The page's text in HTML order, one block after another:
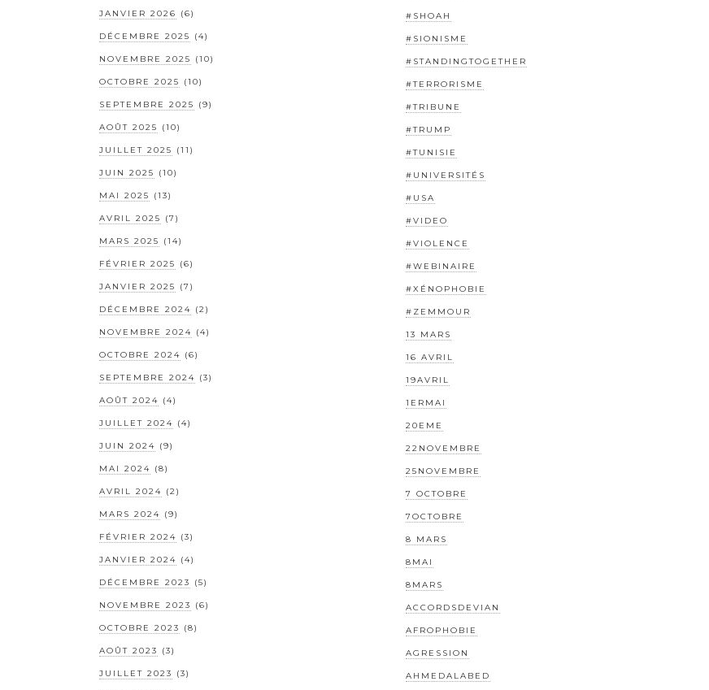
JANVIER 2026 (6)
DÉCEMBRE 2025 (4)
NOVEMBRE 2025 (10)
OCTOBRE 2025 (10)
SEPTEMBRE 2025 (9)
AOÛT 2025 (10)
JUILLET 2025 (11)
JUIN 2025 (10)
MAI 2025 (13)
AVRIL 2025 (7)
MARS 2025 (14)
FÉVRIER 2025 (6)
JANVIER 2025 (7)
DÉCEMBRE 2024 (2)
NOVEMBRE 2024 (4)
OCTOBRE 2024 (6)
SEPTEMBRE 2024 (3)
AOÛT 2024 (4)
JUILLET 2024 (4)
JUIN 2024 (9)
MAI 2024 (8)
AVRIL 2024 (2)
MARS 2024 (9)
FÉVRIER 2024 (3)
JANVIER 2024 (4)
DÉCEMBRE 2023 (5)
NOVEMBRE 2023 (6)
OCTOBRE 2023 (8)
AOÛT 2023 (3)
JUILLET 2023 (3)
#SHOAH
#SIONISME
#STANDINGTOGETHER
#TERRORISME
#TRIBUNE
#TRUMP
#TUNISIE
#UNIVERSITÉS
#USA
#VIDEO
#VIOLENCE
#WEBINAIRE
#XÉNOPHOBIE
#ZEMMOUR
13 MARS
16 AVRIL
19AVRIL
1ERMAI
20EME
22NOVEMBRE
25NOVEMBRE
7 OCTOBRE
7OCTOBRE
8 MARS
8MAI
8MARS
ACCORDSDEVIAN
AFROPHOBIE
AGRESSION
AHMEDALABED